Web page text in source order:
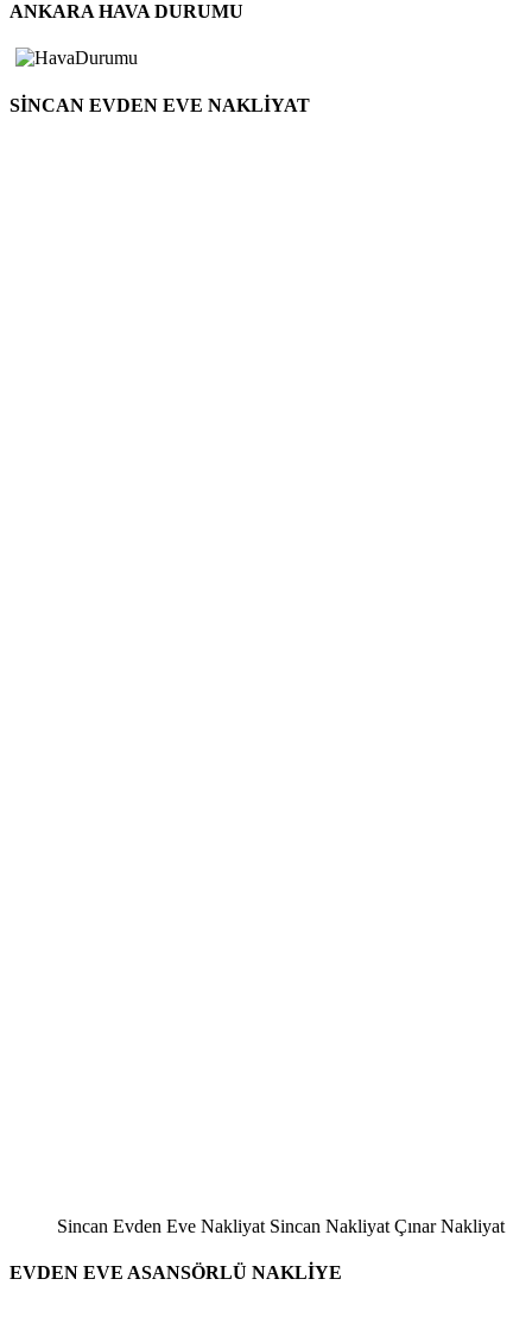
ANKARA HAVA DURUMU
SİNCAN EVDEN EVE NAKLİYAT
Sincan Evden Eve Nakliyat Sincan Nakliyat Çınar Nakliyat
EVDEN EVE ASANSÖRLÜ NAKLİYE